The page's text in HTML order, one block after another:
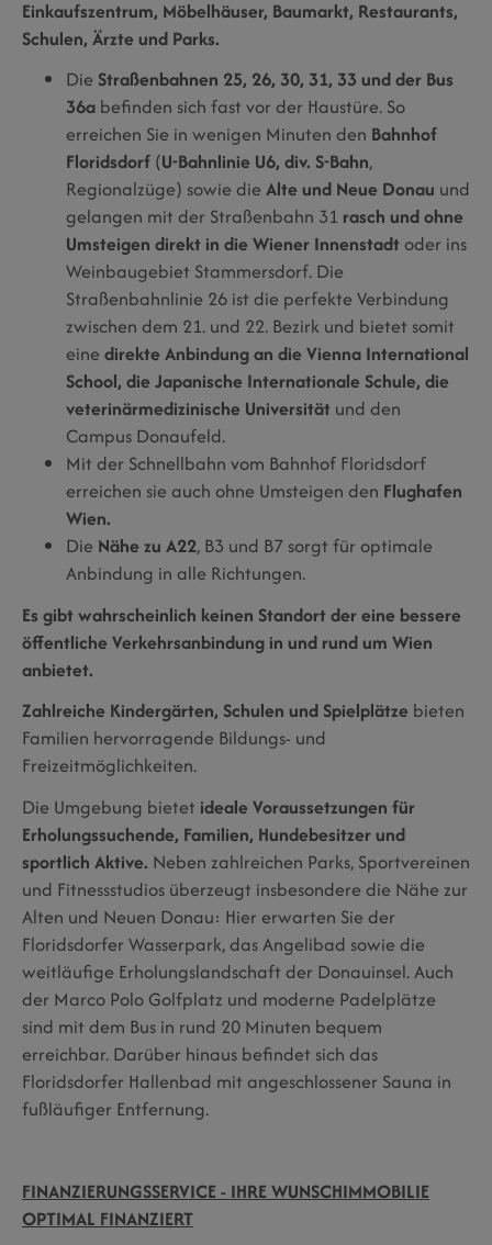
Einkaufszentrum, Möbelhäuser, Baumarkt, Restaurants,
Schulen, Ärzte und Parks.
Die Straßenbahnen 25, 26, 30, 31, 33 und der Bus
36a befinden sich fast vor der Haustüre. So
erreichen Sie in wenigen Minuten den Bahnhof
Floridsdorf (U-Bahnlinie U6, div. S-Bahn,
Regionalzüge) sowie die Alte und Neue Donau und
gelangen mit der Straßenbahn 31 rasch und ohne
Umsteigen direkt in die Wiener Innenstadtoder ins
Weinbaugebiet Stammersdorf. Die
Straßenbahnlinie 26 ist die perfekte Verbindung
zwischen dem 21. und 22. Bezirk und bietet somit
eine direkte Anbindung an die Vienna International
School, die Japanische Internationale Schule, die
veterinärmedizinische Universität und den
Campus Donaufeld.
Mit der Schnellbahn vom Bahnhof Floridsdorf
erreichen sie auch ohne Umsteigen den Flughafen
Wien.
Die Nähe zu A22, B3 und B7 sorgt für optimale
Anbindung in alle Richtungen.
Es gibt wahrscheinlich keinen Standort der eine bessere
öffentliche Verkehrsanbindung in und rund um Wien
anbietet.
Zahlreiche Kindergärten, Schulen und Spielplätze bieten
Familien hervorragende Bildungs- und
Freizeitmöglichkeiten.
Die Umgebung bietet ideale Voraussetzungen für
Erholungssuchende, Familien, Hundebesitzer und
sportlich Aktive. Neben zahlreichen Parks, Sportvereinen
und Fitnessstudios überzeugt insbesondere die Nähe zur
Alten und Neuen Donau: Hier erwarten Sie der
Floridsdorfer Wasserpark, das Angelibad sowie die
weitläufige Erholungslandschaft der Donauinsel. Auch
der Marco Polo Golfplatz und moderne Padelplätze
sind mit dem Bus in rund 20 Minuten bequem
erreichbar. Darüber hinaus befindet sich das
Floridsdorfer Hallenbad mit angeschlossener Sauna in
fußläufiger Entfernung.
FINANZIERUNGSSERVICE - IHRE WUNSCHIMMOBILIE
OPTIMAL FINANZIERT